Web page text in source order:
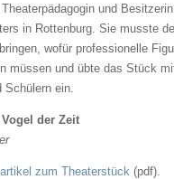
und
in Rottenburg. Sie musste
wofür professionelle
müssen und übte das Stück
Schülern ein.
der Zeit
zum Theaterstück(pdf).